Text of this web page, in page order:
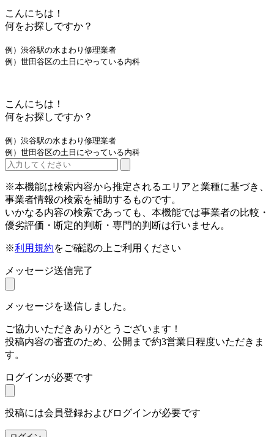
こんにちは！
何をお探しですか？
例）渋谷駅の水まわり修理業者
例）世田谷区の土日にやっている内科
こんにちは！
何をお探しですか？
例）渋谷駅の水まわり修理業者
例）世田谷区の土日にやっている内科
※本機能は検索内容から推定されるエリアと業種に基づき、
事業者情報の検索を補助するものです。
いかなる内容の検索であっても、本機能では事業者の比較・
優劣評価・断定的判断・専門的判断は行いません。
※利用規約をご確認の上ご利用ください
メッセージ送信完了
メッセージを送信しました。
ご協力いただきありがとうございます！
投稿内容の審査のため、公開まで約3営業日程度いただきま
す。
ログインが必要です
投稿には会員登録およびログインが必要です